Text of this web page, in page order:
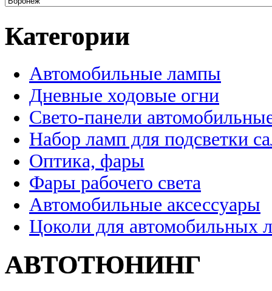
Категории
Автомобильные лампы
Дневные ходовые огни
Свето-панели
Набор ламп для подсветки
Оптика, фары
Фары рабочего света
Автомобильные аксессуары
Цоколи для автомобильных
АВТОТЮНИНГ